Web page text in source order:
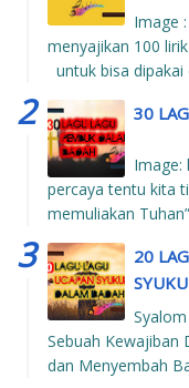
Image
menyajikan 100 lirik
untuk bisa dipakai
30
Image:
percaya tentu kita
memuliakan
20
Sebuah Kewajiban
dan Menyembah